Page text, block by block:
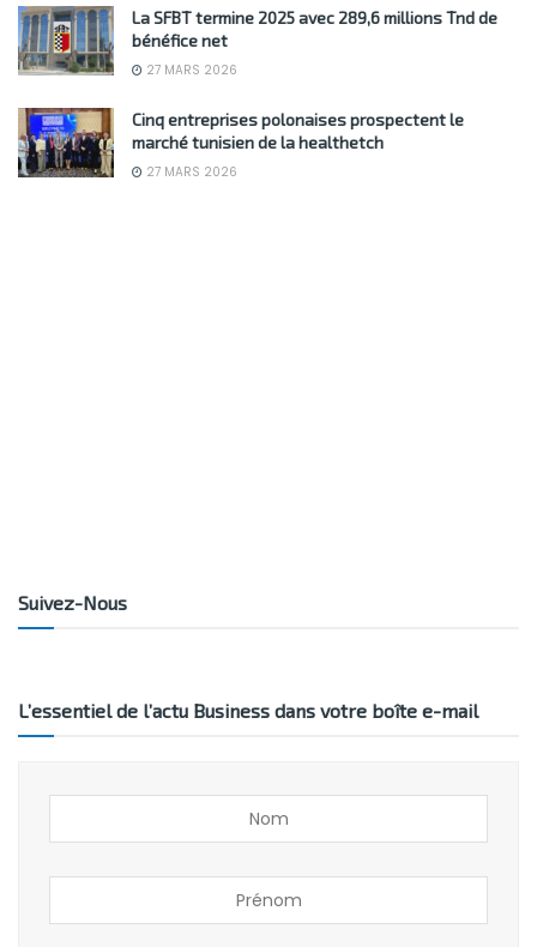
La SFBT termine 2025 avec 289,6 millions Tnd de
bénéfice net
27 MARS 2026
Cinq entreprises polonaises prospectent le
marché tunisien de la healthetch
27 MARS 2026
Suivez-Nous
L’essentiel de l’actu Business dans votre boîte e-mail